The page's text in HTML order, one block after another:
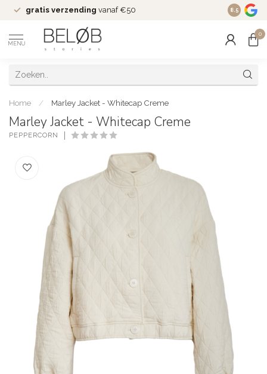
gratis verzending vanaf €50 Wekelijks
8.5
MENU
0
Home / Marley Jacket - Whitecap Creme
Marley Jacket - Whitecap Creme
PEPPERCORN